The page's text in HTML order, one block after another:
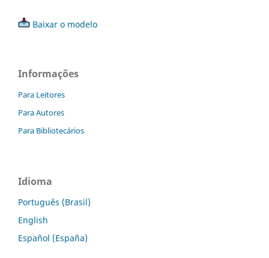
Baixar o modelo
Informações
Para Leitores
Para Autores
Para Bibliotecários
Idioma
Português (Brasil)
English
Español (España)